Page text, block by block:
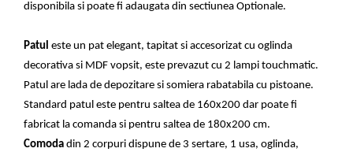
disponibila si poate fi adaugata din sectiunea Optionale.
Patul este un pat elegant, tapitat si accesorizat cu oglinda
decorativa si MDF vopsit, este prevazut cu 2 lampi touchmatic.
Patul are lada de depozitare si somiera rabatabila cu pistoane.
Standard patul este pentru saltea de 160x200 dar poate fi
fabricat la comanda si pentru saltea de 180x200 cm.
Comoda din 2 corpuri dispune de 3 sertare, 1 usa, oglinda,